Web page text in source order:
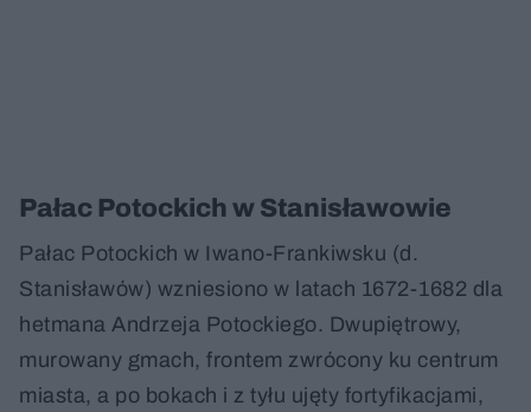
Pałac Potockich w Stanisławowie
Pałac Potockich w Iwano-Frankiwsku (d.
Stanisławów) wzniesiono w latach 1672-1682 dla
hetmana Andrzeja Potockiego. Dwupiętrowy,
murowany gmach, frontem zwrócony ku centrum
miasta, a po bokach i z tyłu ujęty fortyfikacjami,